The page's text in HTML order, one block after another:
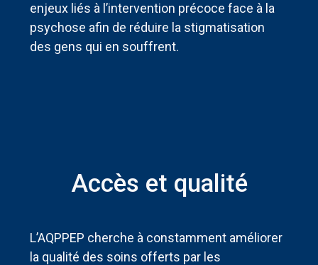
enjeux liés à l’intervention précoce face à la
psychose afin de réduire la stigmatisation
des gens qui en souffrent.
Accès et qualité
L’AQPPEP cherche à constamment améliorer
la qualité des soins offerts par les